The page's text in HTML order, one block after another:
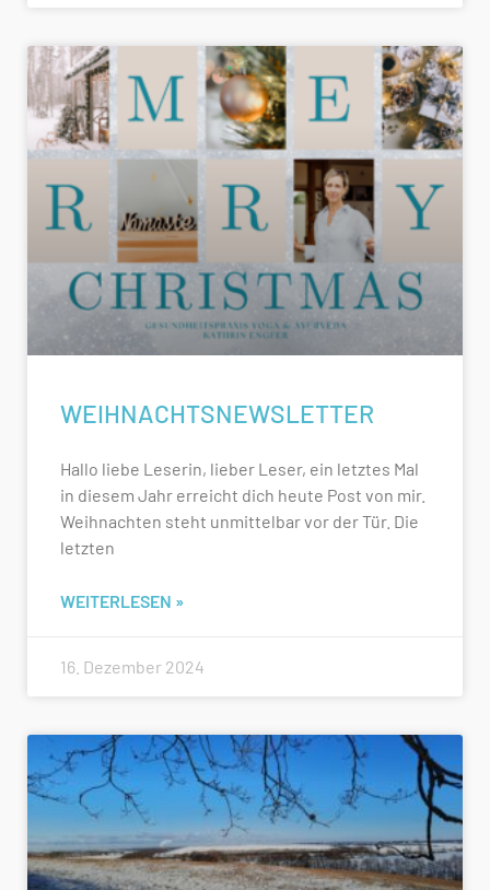
WEIHNACHTSNEWSLETTER
Hallo liebe Leserin, lieber Leser, ein letztes Mal
in diesem Jahr erreicht dich heute Post von mir.
Weihnachten steht unmittelbar vor der Tür. Die
letzten
WEITERLESEN »
16. Dezember 2024